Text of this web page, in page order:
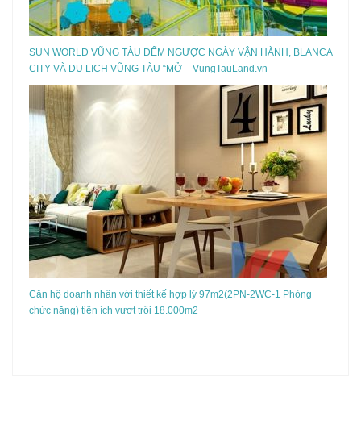
SUN WORLD VŨNG TÀU ĐẾM NGƯỢC NGÀY VẬN HÀNH, BLANCA
CITY VÀ DU LỊCH VŨNG TÀU “MỞ – VungTauLand.vn
Căn hộ doanh nhân với thiết kế hợp lý 97m2(2PN-2WC-1 Phòng
chức năng) tiện ích vượt trội 18.000m2